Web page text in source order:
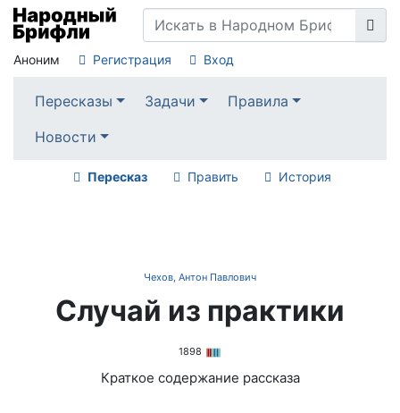
Аноним Регистрация Вход
Пересказы Задачи
Правила
Новости
Пересказ Править История
Чехов, Антон Павлович
Случай из практики
1898
Краткое содержание рассказа